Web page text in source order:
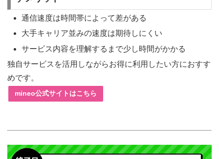
通信速度は時間帯によって差がある
大手キャリア並みの速度は期待しにくい
サービス内容を理解するまで少し時間がかかる
独自サービスを活用しながらお得に利用したい方におすす
めです。
mineo公式サイトはこちら